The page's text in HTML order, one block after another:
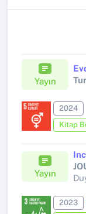
Yayın
2024
Kitap
Yayın
2023